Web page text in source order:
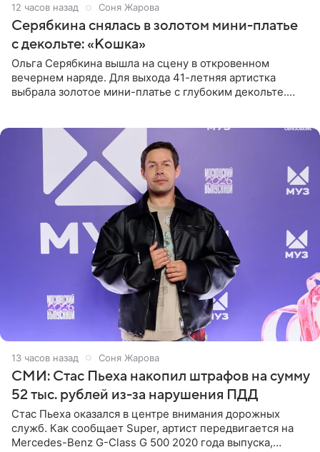
12 часов назад Соня Жарова
Серябкина снялась в золотом мини-платье
с декольте: «Кошка»
Ольга Серябкина вышла на сцену в откровенном
вечернем наряде. Для выхода 41-летняя артистка
выбрала золотое мини-платье с глубоким декольте.
13 часов назад Соня Жарова
СМИ: Стас Пьеха накопил штрафов на сумму
52 тыс. рублей из-за нарушения ПДД
Стас Пьеха оказался в центре внимания дорожных
служб. Как сообщает Super, артист передвигается на
Mercedes-Benz G-Class G 500 2020 года выпуска,